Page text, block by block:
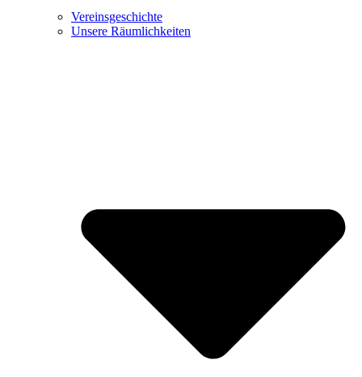
Vereinsgeschichte
Unsere Räumlichkeiten